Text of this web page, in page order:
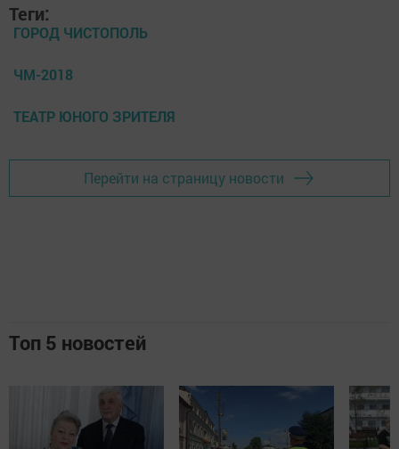
Теги:
ГОРОД ЧИСТОПОЛЬ
ЧМ-2018
ТЕАТР ЮНОГО ЗРИТЕЛЯ
Перейти на страницу новости
Топ 5 новостей